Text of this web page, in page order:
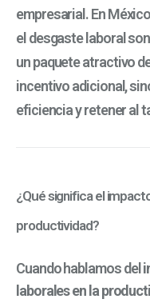
empresarial. En
el desgaste laboral
un paquete atractivo
incentivo adicional,
eficiencia y retener al
¿Qué significa el
productividad?
Cuando hablamos del
laborales en la